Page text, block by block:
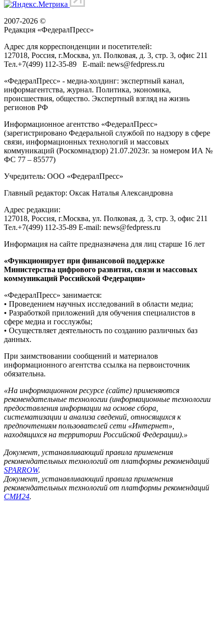
2007-2026 ©
Редакция «ФедералПресс»
Адрес для корреспонденции и посетителей:
127018, Россия, г.Москва, ул. Полковая, д. 3, стр. 3, офис 211
Тел.+7(499) 112-35-89 E-mail: news@fedpress.ru
«ФедералПресс» - медиа-холдинг: экспертный канал,
информагентства, журнал. Политика, экономика,
происшествия, общество. Экспертный взгляд на жизнь
регионов РФ
Информационное агентство «ФедералПресс»
(зарегистрировано Федеральной службой по надзору в сфере
связи, информационных технологий и массовых
коммуникаций (Роскомнадзор) 21.07.2023г. за номером ИА №
ФС 77 – 85577)
Учредитель: ООО «ФедералПресс»
Главный редактор: Оксак Наталья Александровна
Адрес редакции:
127018, Россия, г.Москва, ул. Полковая, д. 3, стр. 3, офис 211
Тел.+7(499) 112-35-89 E-mail: news@fedpress.ru
Информация на сайте предназначена для лиц старше 16 лет
«Функционирует при финансовой поддержке
Министерства цифрового развития, связи и массовых
коммуникаций Российской Федерации»
«ФедералПресс» занимается:
• Проведением научных исследований в области медиа;
• Разработкой приложений для обучения специалистов в
сфере медиа и госслужбы;
• Осуществляет деятельность по созданию различных баз
данных.
При заимствовании сообщений и материалов
информационного агентства ссылка на первоисточник
обязательна.
«На информационном ресурсе (сайте) применяются
рекомендательные технологии (информационные технологии
предоставления информации на основе сбора,
систематизации и анализа сведений, относящихся к
предпочтениям пользователей сети «Интернет»,
находящихся на территории Российской Федерации).»
Документ, устанавливающий правила применения
рекомендательных технологий от платформы рекомендаций
SPARROW.
Документ, устанавливающий правила применения
рекомендательных технологий от платформы рекомендаций
СМИ24.